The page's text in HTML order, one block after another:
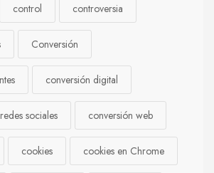
control controversia
Conversión
conversión digital
sociales conversión web
cookies cookies en Chrome